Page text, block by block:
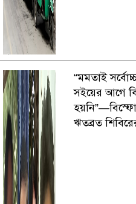
“মমতাই
সইয়ের আগে
ঋতব্রত